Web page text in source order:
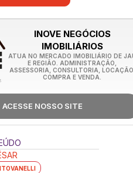
INOVE NEGÓCIOS
IMOBILIÁRIOS
ATUA NO MERCADO IMOBILIÁRIO DE
E REGIÃO. ADMINISTRAÇÃO,
ASSESSORIA, CONSULTORIA, LOCAÇÃO,
COMPRA E VENDA.
ACESSE NOSSO SITE